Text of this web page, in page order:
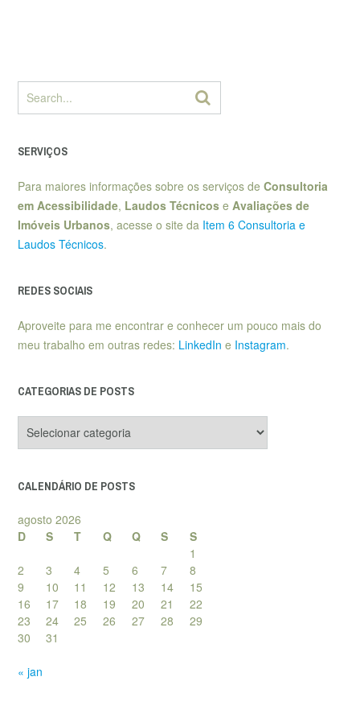
SERVIÇOS
Para maiores informações sobre os serviços de Consultoria
em Acessibilidade, Laudos Técnicos e Avaliações de
Imóveis Urbanos, acesse o site da Item 6 Consultoria e
Laudos Técnicos.
REDES SOCIAIS
Aproveite para me encontrar e conhecer um pouco mais do
meu trabalho em outras redes: LinkedIn e Instagram.
CATEGORIAS DE POSTS
de
CALENDÁRIO DE POSTS
agosto 2026
D
S T Q Q S
S
1
2
3 4 5 6 7
8
9
10 11 12 13 14
15
16
17 18 19 20 21
22
23
24 25 26 27 28
29
30
31
« jan